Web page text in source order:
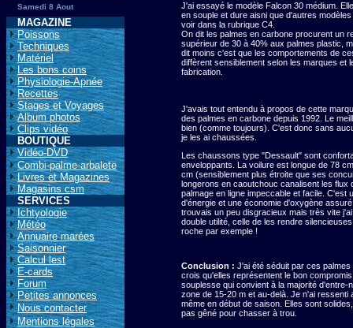
Samedi 8 Aout
MAGAZINE
Poissons
Techniques
Matériel
Les bons coins
Physiologie-Apnée
Recettes
Stages et Voyages
Album photos
Clips vidéo
BOUTIQUE
Vidéo-DVD
Combi-palme-arbalete
Livres et Magazines
Magasins csm
SERVICES
Ichtyologie
Météo
Annuaire marées
Saisonnier
Calcul lest
E-cards
Forum
Petites annonces
Nous contacter
Mentions légales
J'ai essayé le modèle Falcon 30 médium.
en souple et dure aisni que d'autres
voir dans la rubrique C4.
On dit les palmes en carbone procurent un
supérieur de 30 à 40% aux palmes plastic,
dit moins c'est que les comportements de
diffèrent sensiblement selon les marques et
fabrication.
J'avais tout entendu à propos de cette
des palmes en carbone depuis 1992. Le
bien (comme toujours). C'est donc sans
je les ai chaussées.
Les chaussons type "Dessault" sont
enveloppants. La voilure est longue de 78
cm (sensiblement plus étroite que ses
longerons en caoutchouc canalisent les flux
palmage en ligne impeccable et facile. C'est
d'énergie et une économie d'oxygène
trouvais un peu disgracieux mais très vite
double utilité, celle de les rendre
roche par exemple !
Conclusion : J'ai été séduit par ces palmes
crois qu'elles représentent le bon
souplesse qui convient à la majorité d'entre-
zone de 15-20 m et au-delà. Je n'ai ressenti
même en début de saison. Elles sont
pas gêné pour chasser à trou.